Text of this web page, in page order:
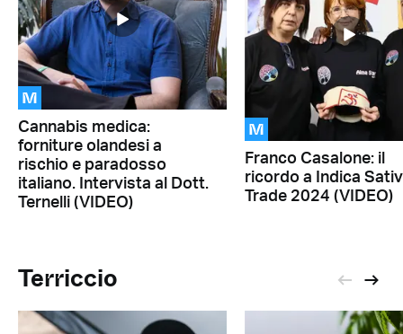
M
Cannabis medica:
forniture olandesi a
rischio e paradosso
italiano. Intervista al Dott.
Ternelli (VIDEO)
M
Franco Casalone: il
ricordo a Indica
Trade 2024 (VIDEO)
Terriccio